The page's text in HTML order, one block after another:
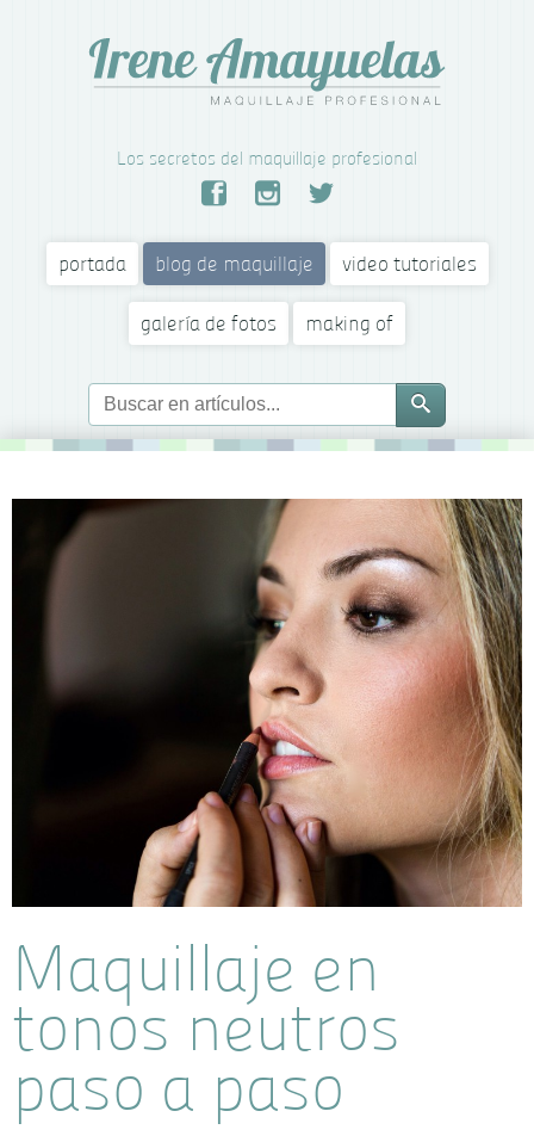
Los secretos del maquillaje profesional
portada blog de maquillaje video tutoriales
galería de fotos making of
Maquillaje en
tonos neutros
paso a paso